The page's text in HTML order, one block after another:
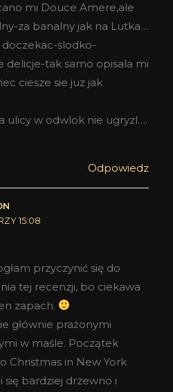
mi Douce Amere,ale
za banalny jak na Lutka…
slodko-
delicje-tak samo opisala mi
ciesze sie juz jak
ulicy w odwlok nie ugryzl….
Odpowiedz
15:08
przyczynić się do
tej recenzji, bo ciekawa
zapach.
głównie prażonymi
w maśle. Początek
Christmas in New York
bardziej drzewno i